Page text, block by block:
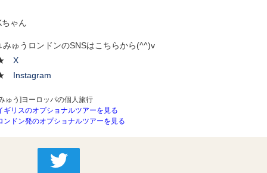
ちゃん
みゅうロンドンのSNSはこちらから(^^)v
X
Instagram
ゅう]ヨーロッパの個人旅行
ギリスのオプショナルツアーを見る
ンドン発のオプショナルツアーを見る